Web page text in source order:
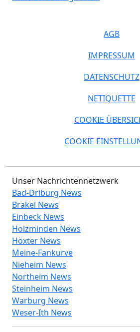
AGB
IMPRESSUM
DATENSCHUTZ
NETIQUETTE
COOKIE
COOKIE
Unser Nachrichtennetzwerk
Bad-Driburg News
Brakel News
Einbeck News
Holzminden News
Höxter News
Meine-Fankurve
Nieheim News
Northeim News
Steinheim News
Warburg News
Weser-Ith News